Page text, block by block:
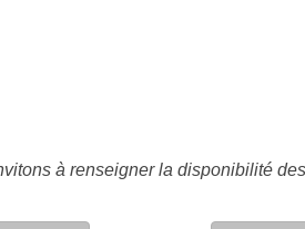
à renseigner la disponibilité